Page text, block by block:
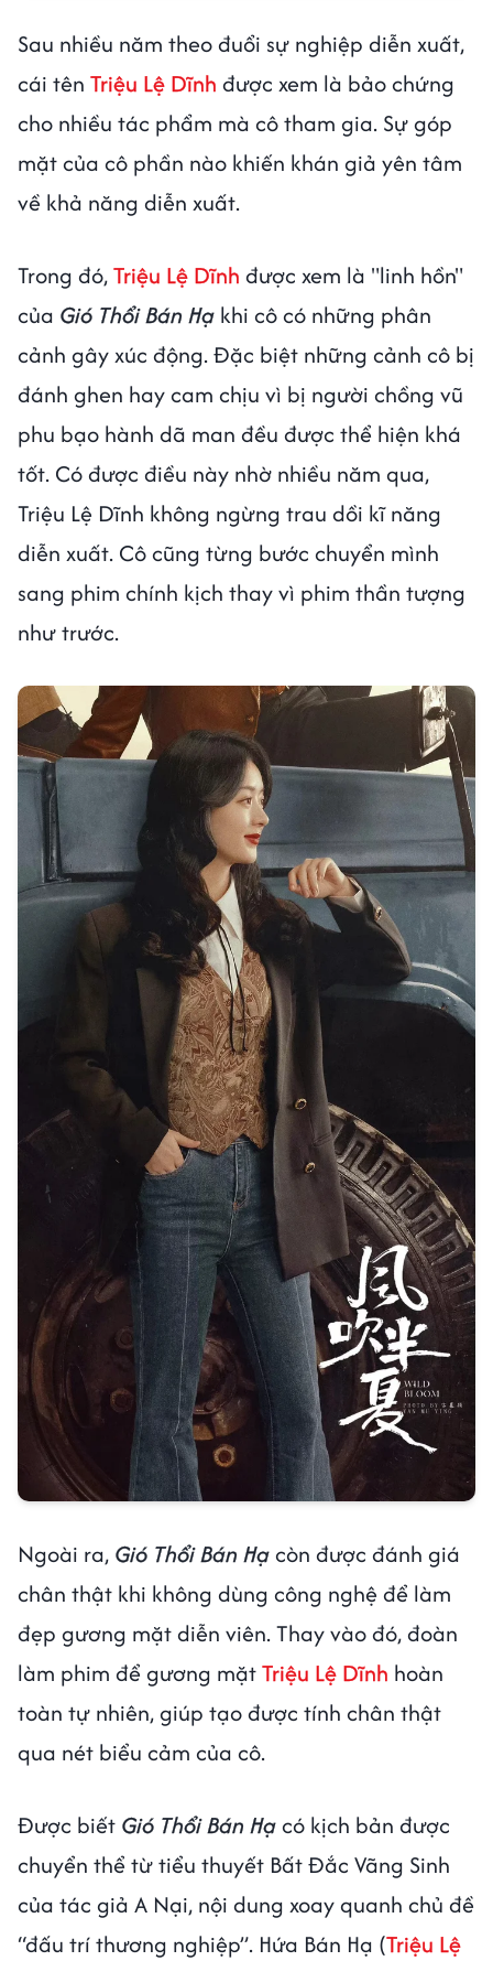
Sau nhiều năm theo đuổi sự nghiệp diễn xuất,
cái tên Triệu Lệ Dĩnh được xem là bảo chứng
cho nhiều tác phẩm mà cô tham gia. Sự góp
mặt của cô phần nào khiến khán giả yên tâm
về khả năng diễn xuất.
Trong đó,Triệu Lệ Dĩnh được xem là "linh hồn"
của Gió Thổi Bán Hạ khi cô có những phân
cảnh gây xúc động. Đặc biệt những cảnh cô bị
đánh ghen hay cam chịu vì bị người chồng vũ
phu bạo hành dã man đều được thể hiện khá
tốt. Có được điều này nhờ nhiều năm qua,
Triệu Lệ Dĩnh không ngừng trau dồi kĩ năng
diễn xuất. Cô cũng từng bước chuyển mình
sang phim chính kịch thay vì phim thần tượng
như trước.
Ngoài ra, Gió Thổi Bán Hạcòn được đánh giá
chân thật khi không dùng công nghệ để làm
đẹp gương mặt diễn viên. Thay vào đó, đoàn
làm phim để gương mặtTriệu Lệ Dĩnh hoàn
toàn tự nhiên, giúp tạo được tính chân thật
qua nét biểu cảm của cô.
Được biết Gió Thổi Bán Hạcó kịch bản được
chuyển thể từ tiểu thuyết Bất Đắc Vãng Sinh
của tác giả A Nại, nội dung xoay quanh chủ đề
“đấu trí thương nghiệp”. Hứa Bán Hạ (Triệu Lệ